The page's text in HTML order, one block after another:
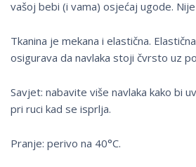
vašoj bebi (i vama) osjećaj ugode.
Tkanina je mekana i elastična.
osigurava da navlaka stoji čvrsto uz
Savjet: nabavite više navlaka kako bi
pri ruci kad se isprlja.
Pranje: perivo na 40°C.